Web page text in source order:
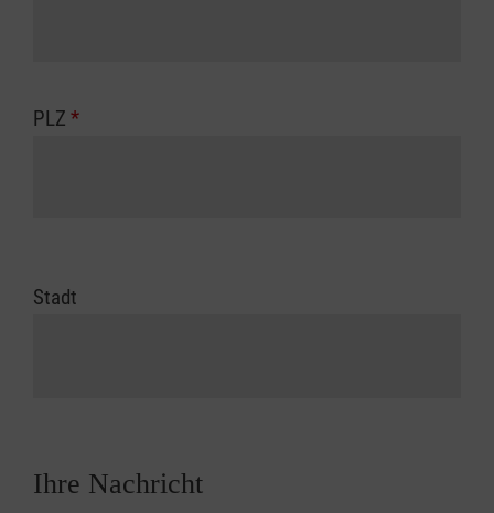
PLZ *
Stadt
Ihre Nachricht